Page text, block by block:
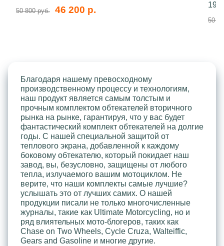
50 800 руб. 46 200 р.
50
Благодаря нашему превосходному
производственному процессу и технологиям,
наш продукт является самым толстым и
прочным комплектом обтекателей вторичного
рынка на рынке, гарантируя, что у вас будет
фантастический комплект обтекателей на долгие
годы. С нашей специальной защитой от
теплового экрана, добавленной к каждому
боковому обтекателю, который покидает наш
завод, вы, безусловно, защищены от любого
тепла, излучаемого вашим мотоциклом. Не
верите, что наши комплекты самые лучшие?
услышать это от лучших самих. О нашей
продукции писали не только многочисленные
журналы, такие как Ultimate Motorcycling, но и
ряд влиятельных мото-блогеров, таких как
Chase on Two Wheels, Cycle Cruza, Walteiffic,
Gears and Gasoline и многие другие.